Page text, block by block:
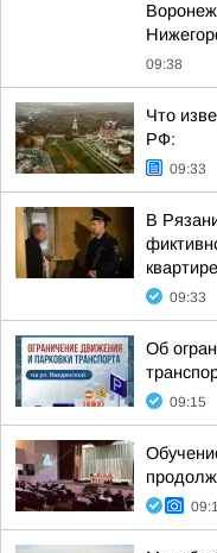
09:38
Что
РФ:
09:33
В
квартире
09:33
Об
09:15